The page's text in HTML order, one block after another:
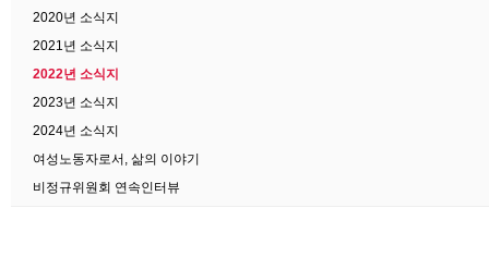
2020년 소식지
2021년 소식지
2022년 소식지
2023년 소식지
2024년 소식지
여성노동자로서, 삶의 이야기
비정규위원회 연속인터뷰